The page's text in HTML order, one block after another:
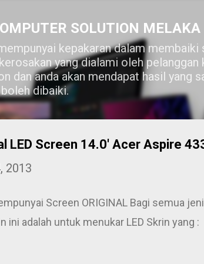
SOLUTION MELAKA
kepakaran dalam
yang dialami oleh
dan anda akan mendapat hasil yang
dibaiki.
LED Screen 14.0' Acer Aspire
2013
Screen ORIGINAL Bagi semua
ini adalah untuk menukar LED Skrin yang :